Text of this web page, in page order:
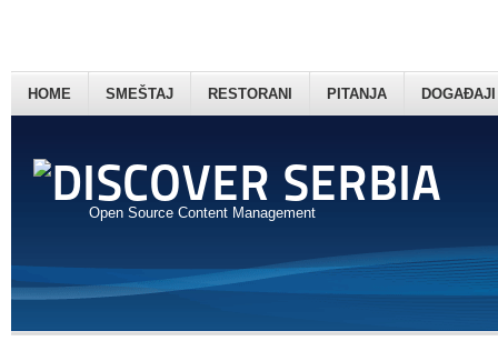
Open Source Content Management
HOME SMEŠTAJ RESTORANI PITANJA DOGAĐAJI